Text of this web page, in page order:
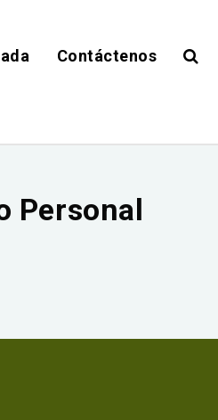
Contáctenos
Personal